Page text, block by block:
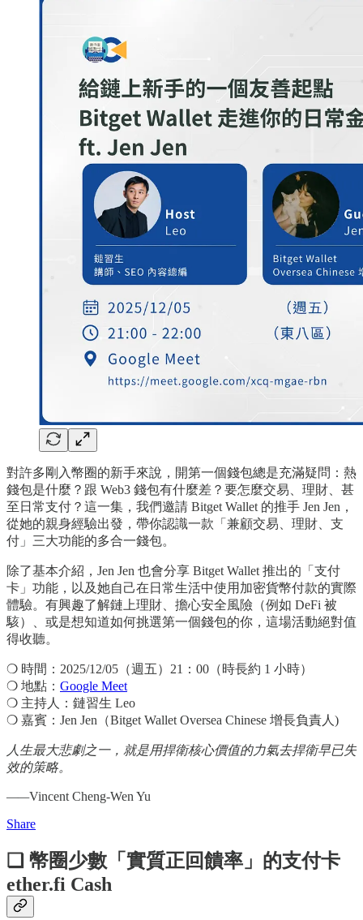
對許多剛入幣圈的新手來說，開第一個錢包總是充滿疑問：熱
錢包是什麼？跟 Web3 錢包有什麼差？要怎麼交易、理財、甚
至日常支付？這一集，我們邀請 Bitget Wallet 的推手 Jen Jen，
從她的親身經驗出發，帶你認識一款「兼顧交易、理財、支
付」三大功能的多合一錢包。
除了基本介紹，Jen Jen 也會分享 Bitget Wallet 推出的「支付
卡」功能，以及她自己在日常生活中使用加密貨幣付款的實際
體驗。有興趣了解鏈上理財、擔心安全風險（例如 DeFi 被
駭）、或是想知道如何挑選第一個錢包的你，這場活動絕對值
得收聽。
❍ 時間：2025/12/05（週五）21：00（時長約 1 小時）
❍ 地點： Google Meet
❍ 主持人：鏈習生 Leo
❍ 嘉賓：Jen Jen（Bitget Wallet Oversea Chinese 增長負責人)
人生最大悲劇之一，就是用捍衛核心價值的力氣去捍衛早已失
效的策略。
——Vincent Cheng-Wen Yu
Share
❏ 幣圈少數「實質正回饋率」的支付卡
ether.fi Cash